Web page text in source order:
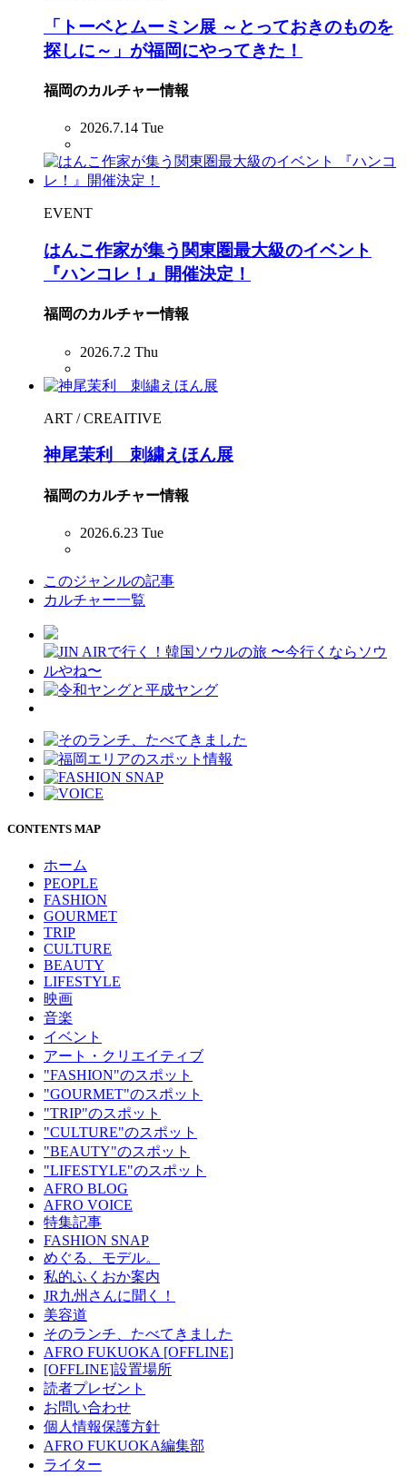
「トーベとムーミン展 ～とっておきのものを
探しに～」が福岡にやってきた！
福岡のカルチャー情報
2026.7.14 Tue
EVENT
はんこ作家が集う関東圏最大級のイベント
『ハンコレ！』開催決定！
福岡のカルチャー情報
2026.7.2 Thu
ART / CREAITIVE
神尾茉利 刺繍えほん展
福岡のカルチャー情報
2026.6.23 Tue
このジャンルの記事
カルチャー一覧
CONTENTS MAP
ホーム
PEOPLE
FASHION
GOURMET
TRIP
CULTURE
BEAUTY
LIFESTYLE
映画
音楽
イベント
アート・クリエイティブ
"FASHION"のスポット
"GOURMET"のスポット
"TRIP"のスポット
"CULTURE"のスポット
"BEAUTY"のスポット
"LIFESTYLE"のスポット
AFRO BLOG
AFRO VOICE
特集記事
FASHION SNAP
めぐる、モデル。
私的ふくおか案内
JR九州さんに聞く！
美容道
そのランチ、たべてきました
AFRO FUKUOKA [OFFLINE]
[OFFLINE]設置場所
読者プレゼント
お問い合わせ
個人情報保護方針
AFRO FUKUOKA編集部
ライター